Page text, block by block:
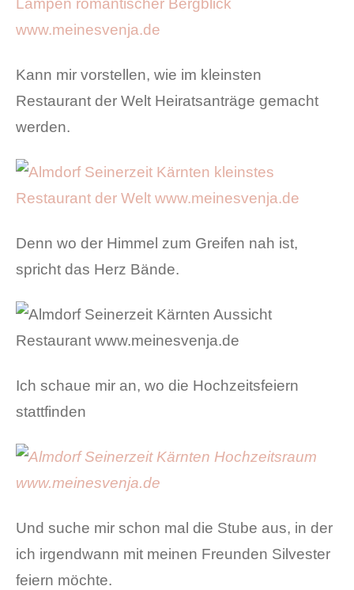
Kann mir vorstellen, wie im kleinsten
Restaurant der Welt Heiratsanträge gemacht
werden.
Denn wo der Himmel zum Greifen nah ist,
spricht das Herz Bände.
Ich schaue mir an, wo die Hochzeitsfeiern
stattfinden
Und suche mir schon mal die Stube aus, in der
ich irgendwann mit meinen Freunden Silvester
feiern möchte.